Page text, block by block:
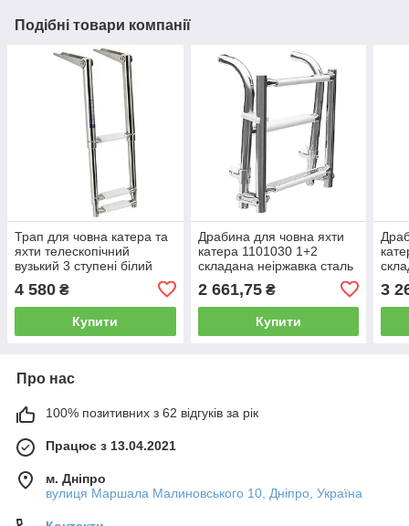
Подібні товари компанії
Трап для човна катера та
яхти телескопічний
вузький 3 ступені білий
неіржавка сталь Osculati
4 580 ₴
Купити
Драбина для човна яхти
катера 1101030 1+2
складана неіржавка сталь
2 661,75₴
Купити
3
Про нас
100% позитивних з 62 відгуків за рік
Працює з 13.04.2021
м. Дніпро
вулиця Маршала Малиновського 10, Дніпро, Україна